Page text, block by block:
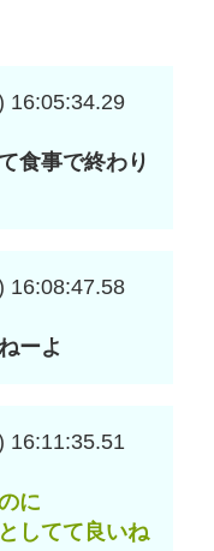
16:05:34.29
食事で終わり
16:08:47.58
ーよ
16:11:35.51
に
してて良いね